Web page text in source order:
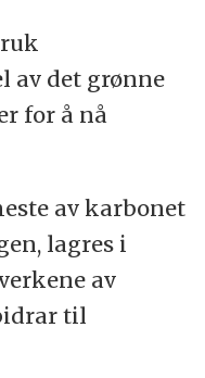
av det grønne
for å nå
av karbonet
lagres i
av
til